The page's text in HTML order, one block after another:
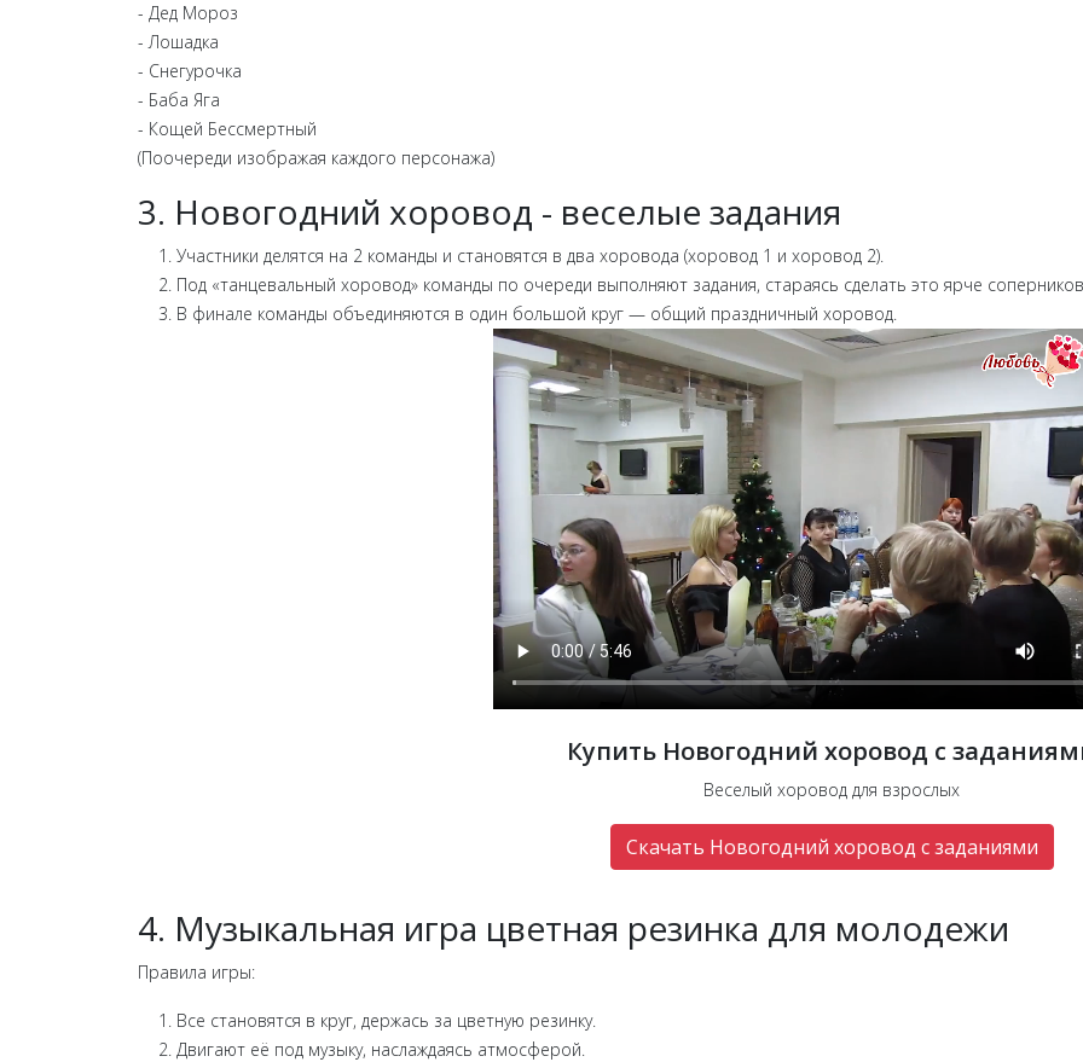
- Дед Мороз
- Лошадка
- Снегурочка
- Баба Яга
- Кощей Бессмертный
(Поочереди изображая каждого персонажа)
3. Новогодний хоровод - веселые задания
Участники делятся на 2 команды и становятся в два хоровода (хоровод 1 и хоровод 2).
Под «танцевальный хоровод» команды по очереди выполняют задания, стараясь сделать это ярче
В финале команды объединяются в один большой круг — общий праздничный хоровод.
Купить Новогодний хоровод с
Веселый хоровод для взрослых
Скачать Новогодний хоровод с заданиями
4. Музыкальная игра цветная резинка для молодежи
Правила игры:
Все становятся в круг, держась за цветную резинку.
Двигают её под музыку, наслаждаясь атмосферой.